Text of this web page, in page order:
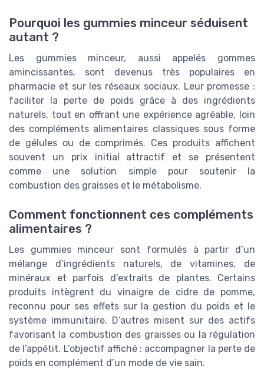
Pourquoi les gummies minceur séduisent
autant ?
Les gummies minceur, aussi appelés gommes
amincissantes, sont devenus très populaires en
pharmacie et sur les réseaux sociaux. Leur promesse :
faciliter la perte de poids grâce à des ingrédients
naturels, tout en offrant une expérience agréable, loin
des compléments alimentaires classiques sous forme
de gélules ou de comprimés. Ces produits affichent
souvent un prix initial attractif et se présentent
comme une solution simple pour soutenir la
combustion des graisses et le métabolisme.
Comment fonctionnent ces compléments
alimentaires ?
Les gummies minceur sont formulés à partir d’un
mélange d’ingrédients naturels, de vitamines, de
minéraux et parfois d’extraits de plantes. Certains
produits intègrent du vinaigre de cidre de pomme,
reconnu pour ses effets sur la gestion du poids et le
système immunitaire. D’autres misent sur des actifs
favorisant la combustion des graisses ou la régulation
de l’appétit. L’objectif affiché : accompagner la perte de
poids en complément d’un mode de vie sain.